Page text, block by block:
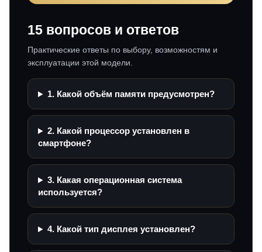
15 вопросов и ответов
Практические ответы по выбору, возможностям и
эксплуатации этой модели.
1. Какой объём памяти предусмотрен?
2. Какой процессор установлен в
смартфоне?
3. Какая операционная система
используется?
4. Какой тип дисплея установлен?